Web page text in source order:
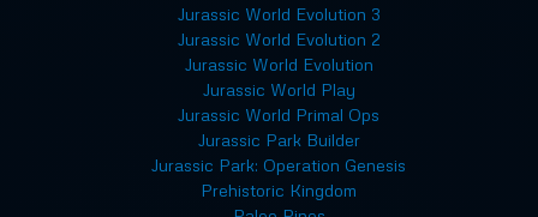
Jurassic World Evolution 3
Jurassic World Evolution 2
Jurassic World Evolution
Jurassic World Play
Jurassic World Primal Ops
Jurassic Park Builder
Jurassic Park: Operation Genesis
Prehistoric Kingdom